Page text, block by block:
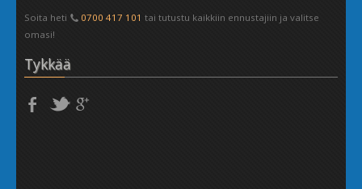
Soita heti 0700 417 101 tai tutustu kaikkiin ennustajiin ja valitse
omasi!
Tykkää